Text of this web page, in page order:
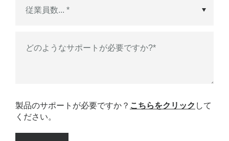
エコシステム パートナー
どのようなサポートが必要ですか?*
製品のサポートが必要ですか？ こちらをクリック して
ください。